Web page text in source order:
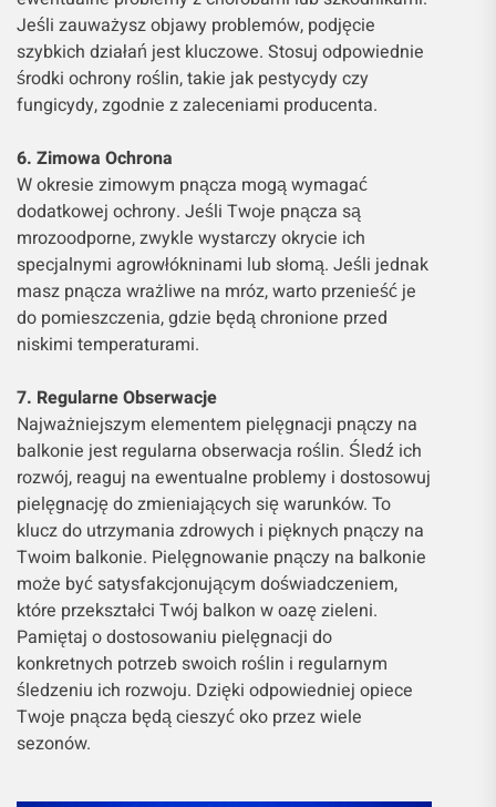
Jeśli zauważysz objawy problemów, podjęcie
szybkich działań jest kluczowe. Stosuj odpowiednie
środki ochrony roślin, takie jak pestycydy czy
fungicydy, zgodnie z zaleceniami producenta.
6. Zimowa Ochrona
W okresie zimowym pnącza mogą wymagać
dodatkowej ochrony. Jeśli Twoje pnącza są
mrozoodporne, zwykle wystarczy okrycie ich
specjalnymi agrowłókninami lub słomą. Jeśli jednak
masz pnącza wrażliwe na mróz, warto przenieść je
do pomieszczenia, gdzie będą chronione przed
niskimi temperaturami.
7. Regularne Obserwacje
Najważniejszym elementem pielęgnacji pnączy na
balkonie jest regularna obserwacja roślin. Śledź ich
rozwój, reaguj na ewentualne problemy i dostosowuj
pielęgnację do zmieniających się warunków. To
klucz do utrzymania zdrowych i pięknych pnączy na
Twoim balkonie. Pielęgnowanie pnączy na balkonie
może być satysfakcjonującym doświadczeniem,
które przekształci Twój balkon w oazę zieleni.
Pamiętaj o dostosowaniu pielęgnacji do
konkretnych potrzeb swoich roślin i regularnym
śledzeniu ich rozwoju. Dzięki odpowiedniej opiece
Twoje pnącza będą cieszyć oko przez wiele
sezonów.